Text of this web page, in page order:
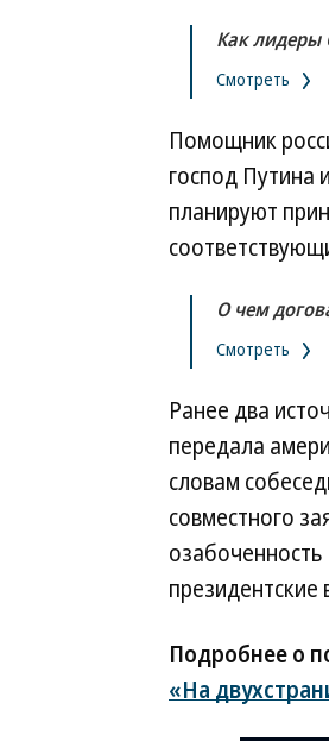
Как лидеры
Смотреть
Помощник
господ Путина
планируют
О чем
Смотреть
Ранее два
передала
словам
совместного
Подробнее о
«На